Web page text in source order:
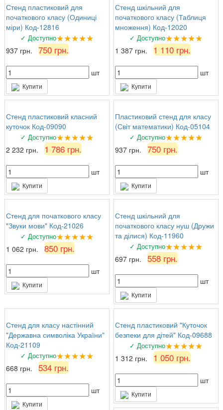
Стенд пластиковий для
початкового класу (Одиниці
міри) Код-12816
✓ Доступно★★★★★
937 грн. 750 грн.
шт
Купити
Стенд шкільний для
початкового класу (Таблиця
множення) Код-12020
✓ Доступно★★★★★
1 387 грн. 1 110 грн.
шт
Купити
Стенд пластиковий класний
куточок Код-09090
✓ Доступно★★★★★
2 232 грн. 1 786 грн.
шт
Купити
Пластиковий стенд для класу
(Світ математики) Код-05104
✓ Доступно★★★★★
937 грн. 750 грн.
шт
Купити
Стенд для початкового класу
"Звуки мови" Код-21026
✓ Доступно★★★★★
1 062 грн. 850 грн.
шт
Купити
Стенд шкільний для
початкового класу нуш (Дружи
та ділися) Код-11960
✓ Доступно★★★★★
697 грн. 558 грн.
шт
Купити
Стенд для класу настінний
"Державна символіка України"
Код-21109
✓ Доступно★★★★★
668 грн. 534 грн.
шт
Купити
Стенд пластиковий "Куточок
безпеки для дітей" Код-09688
✓ Доступно★★★★★
1 312 грн. 1 050 грн.
шт
Купити